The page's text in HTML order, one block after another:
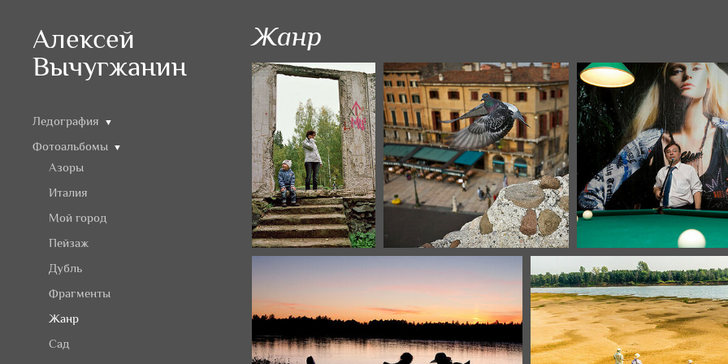
Алексей
Вычугжанин
Ледография ▼
Фотоальбомы ▼
Азоры
Италия
Мой город
Пейзаж
Дубль
Фрагменты
Жанр
Сад
Жанр